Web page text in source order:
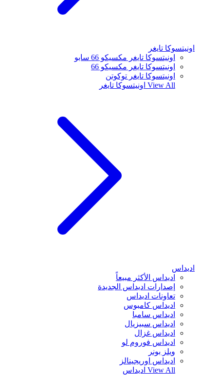
اونيتسوكا تايغر
اونيتسوكا تايغر مكسيكو 66 سابو
اونيتسوكا تايغر مكسيكو 66
اونيتسوكا تايغر توكوتن
View All اونيتسوكا تايغر
اديداس
اديداس الأكثر مبيعاً
إصدارات اديداس الجديدة
تعاونات اديداس
اديداس كامبوس
اديداس سامبا
اديداس سبيزيال
اديداس غزال
اديداس فوروم لو
ويلز بونر
اديداس اوريجينالز
View All اديداس